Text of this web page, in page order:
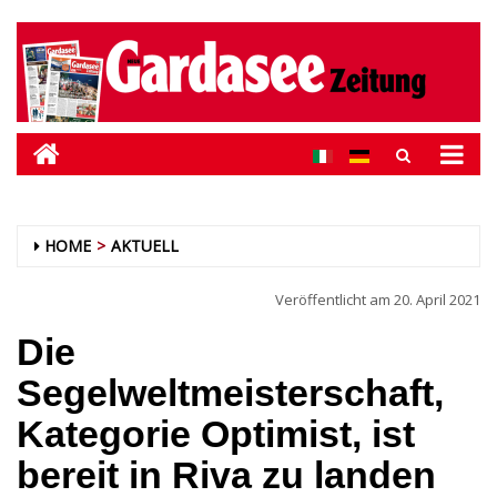
HOME AKTUELL
Veröffentlicht am 20. April 2021
Die
Segelweltmeisterschaft,
Kategorie Optimist, ist
bereit in Riva zu landen